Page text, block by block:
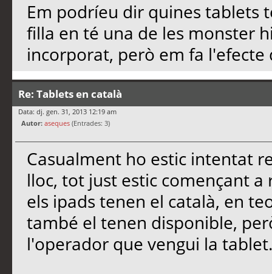
Em podríeu dir quines tablets
filla en té una de les monster
incorporat, però em fa l'efecte
Re: Tablets en català
Data: dj. gen. 31, 2013 12:19 am
Autor: aseques (Entrades: 3)
Casualment ho estic intentat
lloc, tot just estic començant
els ipads tenen el català, en
també el tenen disponible,
l'operador que vengui la tablet.